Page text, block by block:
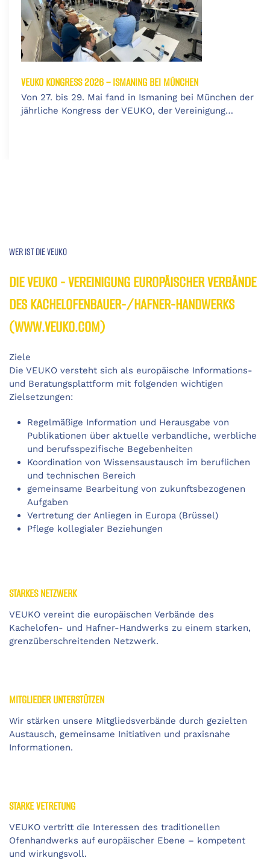
VEUKO KONGRESS 2026 – ISMANING BEI MÜNCHEN
Von 27. bis 29. Mai fand in Ismaning bei München der
jährliche Kongress der VEUKO, der Vereinigung…
WER IST DIE VEUKO
DIE VEUKO - VEREINIGUNG EUROPÄISCHER VERBÄNDE
DES KACHELOFENBAUER-/HAFNER-HANDWERKS
(WWW.VEUKO.COM)
Ziele
Die VEUKO versteht sich als europäische Informations-
und Beratungsplattform mit folgenden wichtigen
Zielsetzungen:
Regelmäßige Information und Herausgabe von
Publikationen über aktuelle verbandliche, werbliche
und berufsspezifische Begebenheiten
Koordination von Wissensaustausch im beruflichen
und technischen Bereich
gemeinsame Bearbeitung von zukunftsbezogenen
Aufgaben
Vertretung der Anliegen in Europa (Brüssel)
Pflege kollegialer Beziehungen
STARKES NETZWERK
VEUKO vereint die europäischen Verbände des
Kachelofen- und Hafner-Handwerks zu einem starken,
grenzüberschreitenden Netzwerk.
MITGLIEDER UNTERSTÜTZEN
Wir stärken unsere Mitgliedsverbände durch gezielten
Austausch, gemeinsame Initiativen und praxisnahe
Informationen.
STARKE VETRETUNG
VEUKO vertritt die Interessen des traditionellen
Ofenhandwerks auf europäischer Ebene – kompetent
und wirkungsvoll.